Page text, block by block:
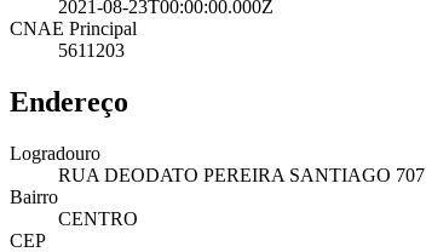
2021-08-23T00:00:00.000Z
CNAE Principal
5611203
Endereço
Logradouro
RUA DEODATO PEREIRA SANTIAGO 707
Bairro
CENTRO
CEP